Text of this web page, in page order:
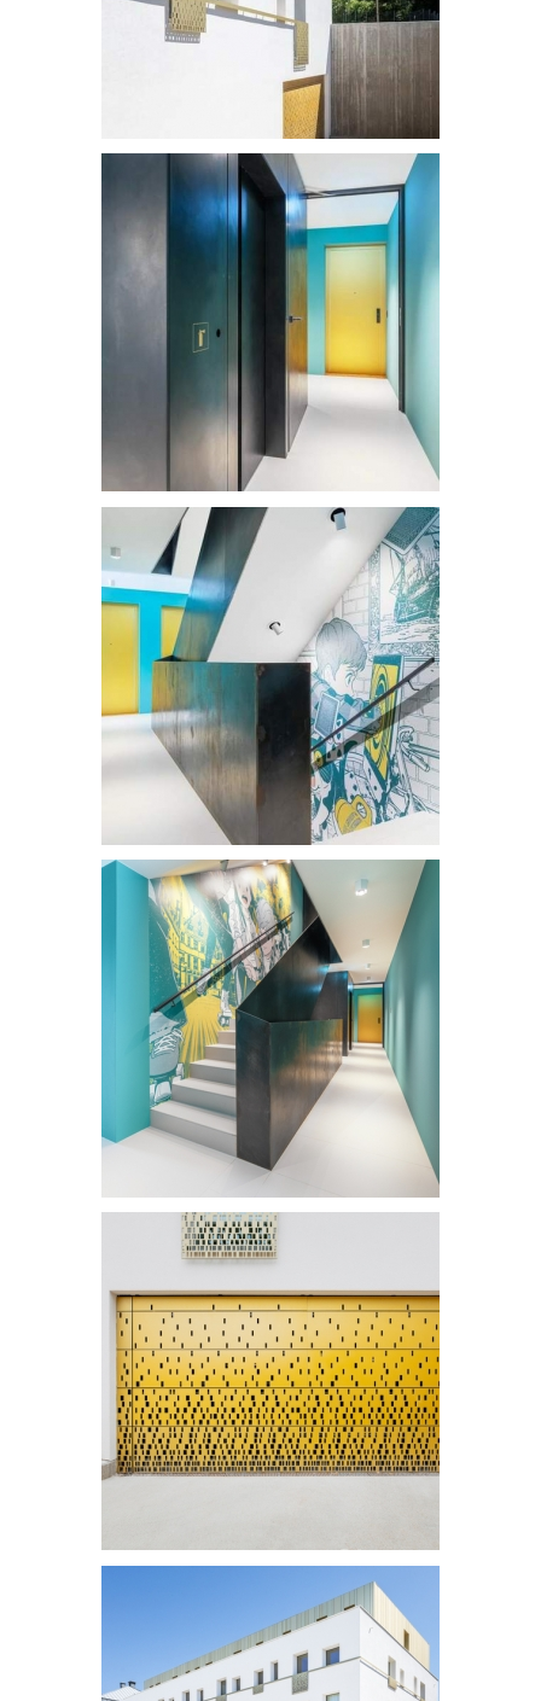
Résidence Mavrik
Résidence Mavrik
Résidence Mavrik
habillage escalier
Habillage en laiton